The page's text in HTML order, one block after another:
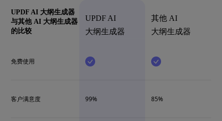
UPDF AI 大纲生成器
与其他 AI 大纲生成器
的比较
UPDF AI
大纲生成器
其他 AI
大纲生成器
免费使用
客户满意度 99% 85%